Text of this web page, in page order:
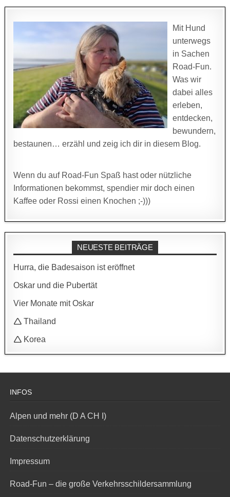
Mit Hund
unterwegs
in Sachen
Road-Fun.
Was wir
dabei alles
erleben,
entdecken,
bewundern,
bestaunen… erzähl und zeig ich dir in diesem Blog.
Wenn du auf Road-Fun Spaß hast oder nützliche
Informationen bekommst, spendier mir doch einen
Kaffee oder Rossi einen Knochen ;-)))
NEUESTE BEITRÄGE
Hurra, die Badesaison ist eröffnet
Oskar und die Pubertät
Vier Monate mit Oskar
🛆 Thailand
🛆 Korea
INFOS
Alpen und mehr (D A CH I)
Datenschutzerklärung
Impressum
Road-Fun – die große Verkehrsschildersammlung